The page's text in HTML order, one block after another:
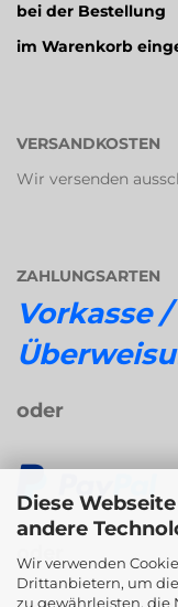
Diese
andere
Wir verwenden
Drittanbietern, um
zu gewährleisten, die
bei der Bestellung
im Warenkorb
VERSANDKOSTEN
Wir versenden
ZAHLUNGSARTEN
Vorkasse /
oder
oder